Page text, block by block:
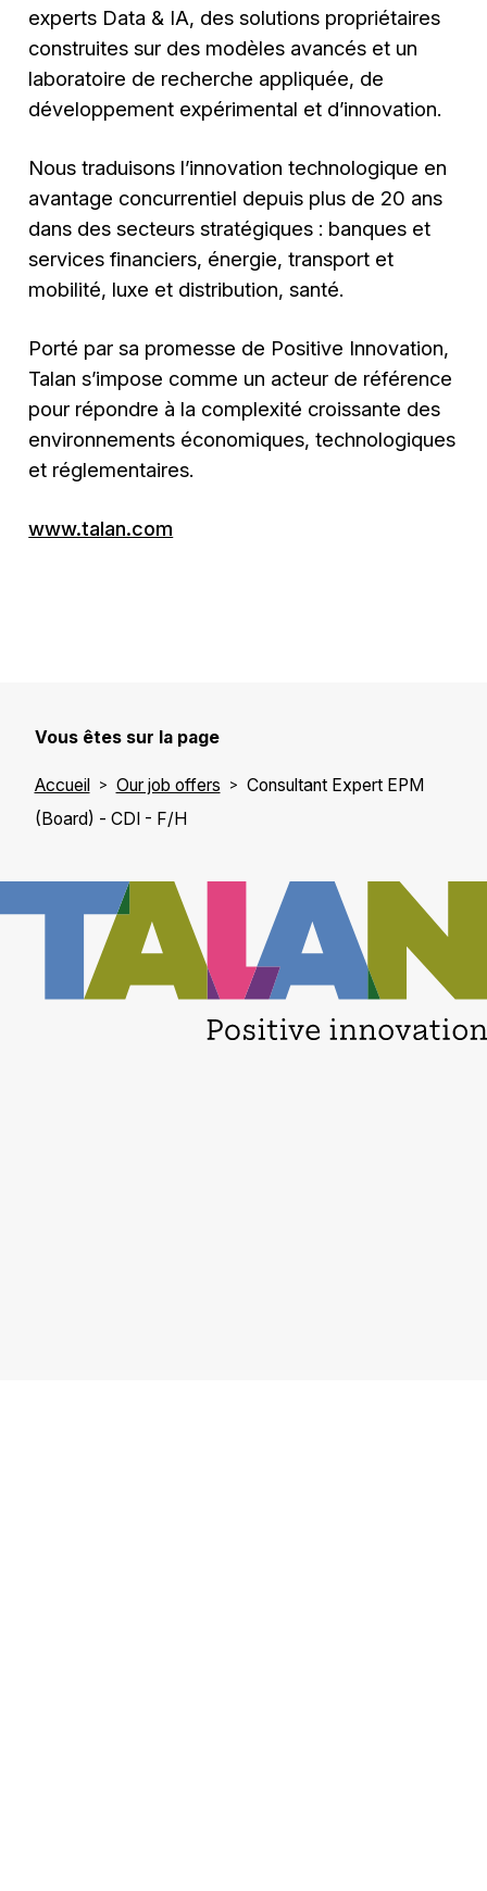
experts Data & IA, des solutions propriétaires
construites sur des modèles avancés et un
laboratoire de recherche appliquée, de
développement expérimental et d’innovation.
Nous traduisons l’innovation technologique en
avantage concurrentiel depuis plus de 20 ans
dans des secteurs stratégiques : banques et
services financiers, énergie, transport et
mobilité, luxe et distribution, santé.
Porté par sa promesse de Positive Innovation,
Talan s’impose comme un acteur de référence
pour répondre à la complexité croissante des
environnements économiques, technologiques
et réglementaires.
www.talan.com
Vous êtes sur la page
Accueil Our job offers
Consultant Expert EPM
(Board) - CDI - F/H